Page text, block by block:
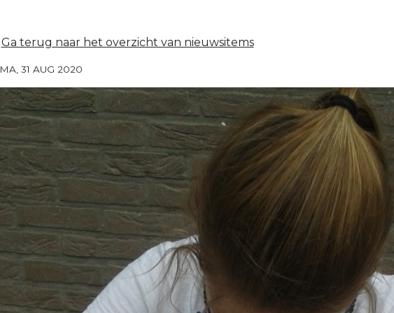
Ga terug naar het overzicht van nieuwsitems
MA, 31 AUG 2020